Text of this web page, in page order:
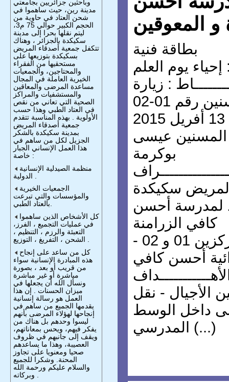
وباحثين جزائريين بجامعتي
مدينة رين، حيث ساهموا في
شحن العتاد في حاوية من
الحجم الكبير حوالي 75 م3،
ليتم نقلها بحرا إلى مدينة
سكيكدة بالجزائر ، وهناك
تتكفل جمعية أصدقاء المريض
بسكيكدة بتوزيعها على
مستحقيها من الفقراء
والمحتاجين، والجمعيات
الخيرية العاملة في المجال
مساعدة المرضى والمعاقين
والمستشفيات والمراكز
الصحية التي تعاني من نقص
في العتاد الطبي وهذا حسب
الأولوية . بهذه المناسبة تتقدم
جمعية أصدقاء المريض
بمدينة سكيكدة بالشكر
الجزيل لكل من ساهم في
هذا العمل الإنساني الجبار
خاصة :
والمؤسسات والتي تبرعت
بالعتاد الطبي.
في عمليات التجميع ، الفرز،
التعبئة والرزم ، التنظيم ،
هذه المبادرة الإنسانية سواء
من قريب أو بعد ، بصورة
مباشرة أو غير مباشرة
ونسأل الله أن يجعلها في
ميزان الحسنات . إن هذا
العمل هو رسالة إنسانية
يقدمها الجميع من ساهم في
إنجاحها لهؤلاء المرضى بأنهم
ليسوا وحدهم بل هناك من
يفكر فيهم، ويحس بمعاناتهم،
ويقف إلى جانبهم في ظروف
العصيبة، وهذا ما يساعدهم
صحيا ومعنويا على تجاوز
المحنة. وشكرا للجميع
والسلام عليكم ورحمة الله
و المعوقين
بطاقة فنية
: إحياء يوم العلم
: زيارة
رقم 01-02
المسنين عيسى
بوكرمة
سكيكدة
لمدرسة أحسن
كافي الزرامنة
01 و 02
أحسن كافي
الأجيال - نقل
داخل الوسط
المدرسي (...)